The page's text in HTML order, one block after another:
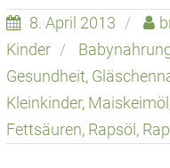
8. April 2013
Kinder
Gesundheit,
Kleinkinder, Maiskeimöl
Fettsäuren, Rapsöl ,